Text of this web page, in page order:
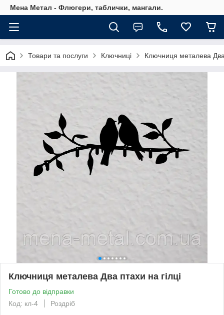
Мена Метал - Флюгери, таблички, мангали.
Товари та послуги Ключниці Ключниця металева Два
Ключниця металева Два птахи на гілці
Готово до відправки
Код: кл-4
Роздріб